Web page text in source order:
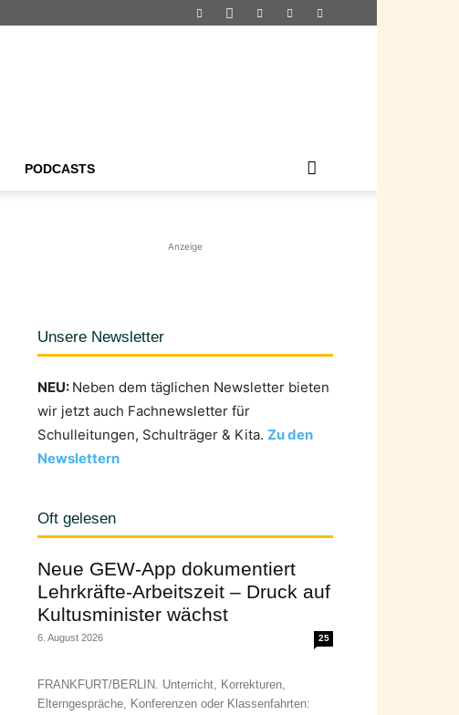
PODCASTS
Anzeige
Unsere Newsletter
NEU: Neben dem täglichen Newsletter bieten
wir jetzt auch Fachnewsletter für
Schulleitungen, Schulträger & Kita. Zu den
Newslettern
Oft gelesen
Neue GEW-App dokumentiert
Lehrkräfte-Arbeitszeit – Druck auf
Kultusminister wächst
6. August 2026 25
FRANKFURT/BERLIN. Unterricht, Korrekturen,
Elterngespräche, Konferenzen oder Klassenfahrten: